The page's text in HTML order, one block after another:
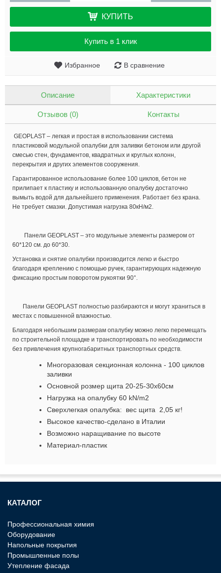
КУПИТЬ
Купить в 1 клик
Избранное В сравнение
Описание Характеристики
Отзывов (0) Контакты
GEOPLAST – легкая и простая в использовании система
пластиковой модульной опалубки для заливки бетоном или другой
смесью стен, фундаментов, квадратных и круглых колонн,
перекрытия и других элементов сооружения.
Гарантированное использование более 100 циклов, бетон не
прилипает к пластику и использованную опалубку достаточно
вымыть водой для дальнейшего применения. Работает без крана.
Не требует смазки. Допустимая нагрузка 80кН/м2.
Панели GEOPLAST – это модульные элементы размером от
60*120 см. до 60*30.
Установка и снятие опалубки производится легко и быстро
благодаря креплению с помощью ручек, гарантирующих надежную
фиксацию простым поворотом рукоятки 90°.
Панели GEOPLAST полностью разбираются и могут храниться в
местах с повышенной влажностью.
Благодаря небольшим размерам опалубку можно легко перемещать
по строительной площадке и транспортировать по необходимости
без привлечения крупногабаритных транспортных средств.
Многоразовая секционная колонна - 100 циклов
заливки
Основной розмер щита 20-25-30х60см
Нагрузка на опалубку 60 kN/m2
Сверхлегкая опалубка: вес щита 2,05 кг!
Высокое качество-сделано в Италии
Возможно наращивание по высоте
Материал-пластик
КАТАЛОГ
Профессиональная химия
Оборудование
Напольные покрытия
Промышленные полы
Утепление фасада